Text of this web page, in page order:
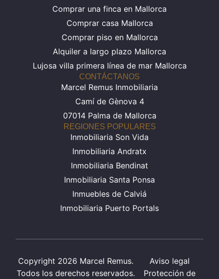
Comprar una finca en Mallorca
Comprar casa Mallorca
Comprar piso en Mallorca
Alquiler a largo plazo Mallorca
Lujosa villa primera línea de mar Mallorca
CONTÁCTANOS
Marcel Remus Inmobiliaria
Camí de Gènova 4
07014 Palma de Mallorca
REGIONES POPULARES
Inmobiliaria Son Vida
Inmobiliaria Andratx
Inmobiliaria Bendinat
Inmobiliaria Santa Ponsa
Inmuebles de Calviá
Inmobiliaria Puerto Portals
Copyright 2026 Marcel Remus.
Todos los derechos reservados.
Aviso legal
Protección de